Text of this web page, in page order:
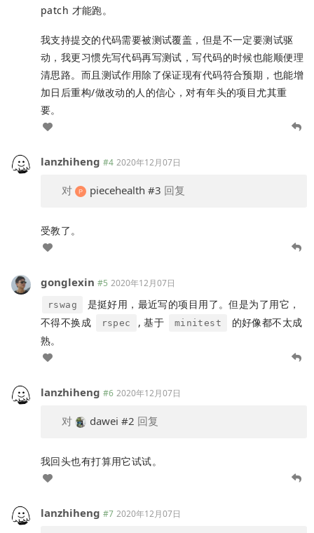
patch 才能跑。
我支持提交的代码需要被测试覆盖，但是不一定要测试驱
动，我更习惯先写代码再写测试，写代码的时候也能顺便理
清思路。而且测试作用除了保证现有代码符合预期，也能增
加日后重构/做改动的人的信心，对有年头的项目尤其重
要。
lanzhiheng #4 2020年12月07日
对 piecehealth #3 回复
受教了。
gonglexin #5 2020年12月07日
rswag
是挺好用，最近写的项目用了。但是为了用它，
不得不换成
rspec , 基于 minitest
的好像都不太成
熟。
lanzhiheng #6 2020年12月07日
对 dawei #2 回复
我回头也有打算用它试试。
lanzhiheng #7 2020年12月07日